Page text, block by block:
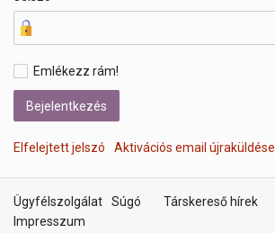
Emlékezz rám!
Elfelejtett jelszó Aktivációs email újraküldése
Ügyfélszolgálat Súgó Társkereső hírek
Impresszum